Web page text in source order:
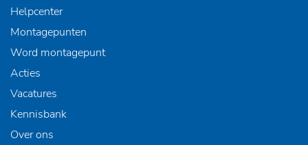
Helpcenter
Montagepunten
Word montagepunt
Acties
Vacatures
Kennisbank
Over ons